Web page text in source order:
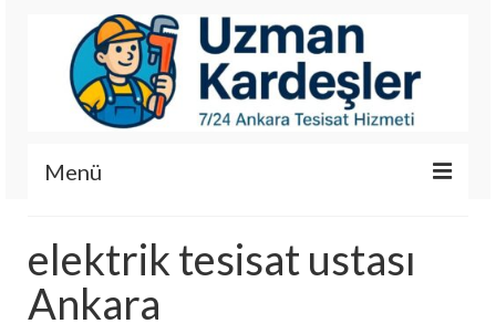
Menü
Hizmetlerimiz
Hakkımızda
elektrik tesisat ustası
Ankara